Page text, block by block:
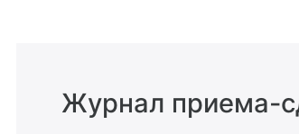
Журнал приема-